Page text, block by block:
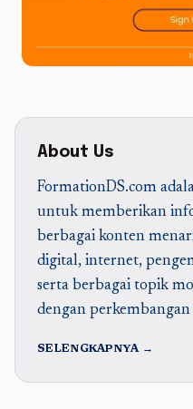
About Us
FormationDS.com
untuk memberikan
berbagai konten
digital, internet,
serta berbagai topik
dengan perkembangan
SELENGKAPNYA →